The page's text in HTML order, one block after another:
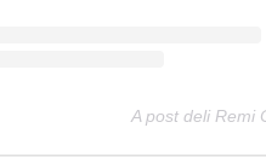
A post deli Remi